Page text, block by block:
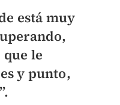
está muy
le
y punto,